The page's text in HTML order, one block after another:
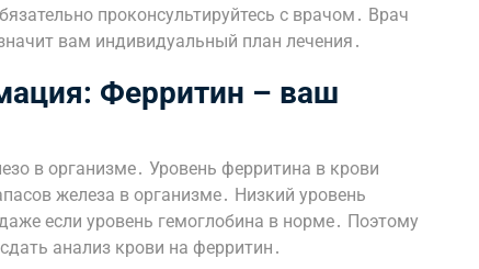
проконсультируйтесь с врачом․ Врач
вам индивидуальный план лечения․
Ферритин – ваш
в организме․ Уровень ферритина в крови
железа в организме․ Низкий уровень
если уровень гемоглобина в норме․ Поэтому
анализ крови на ферритин․